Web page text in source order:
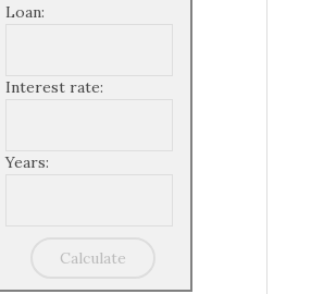
Loan:
Interest rate:
Years: